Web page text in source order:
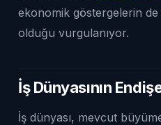
ekonomik göstergelerin
olduğu vurgulanıyor.
İş Dünyasının
İş dünyası, mevcut